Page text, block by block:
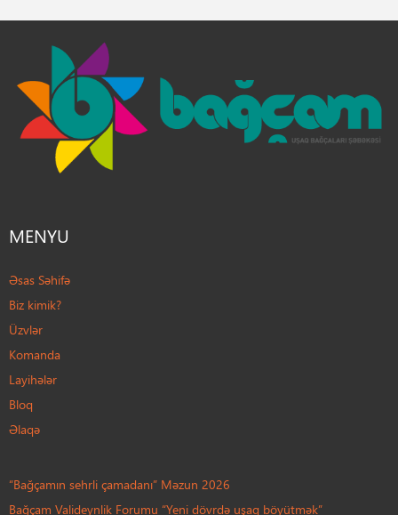
MENYU
Əsas Səhifə
Biz kimik?
Üzvlər
Komanda
Layihələr
Bloq
Əlaqə
“Bağçamın sehrli çamadanı” Məzun 2026
Bağçam Valideynlik Forumu “Yeni dövrdə uşaq böyütmək”